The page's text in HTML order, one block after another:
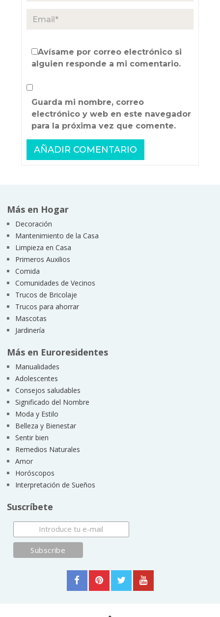
Avísame por correo electrónico si
alguien responde a mi comentario.
Guarda mi nombre, correo
electrónico y web en este navegador
para la próxima vez que comente.
Más en Hogar
Decoración
Mantenimiento de la Casa
Limpieza en Casa
Primeros Auxilios
Comida
Comunidades de Vecinos
Trucos de Bricolaje
Trucos para ahorrar
Mascotas
Jardinería
Más en Euroresidentes
Manualidades
Adolescentes
Consejos saludables
Significado del Nombre
Moda y Estilo
Belleza y Bienestar
Sentir bien
Remedios Naturales
Amor
Horóscopos
Interpretación de Sueños
Suscríbete